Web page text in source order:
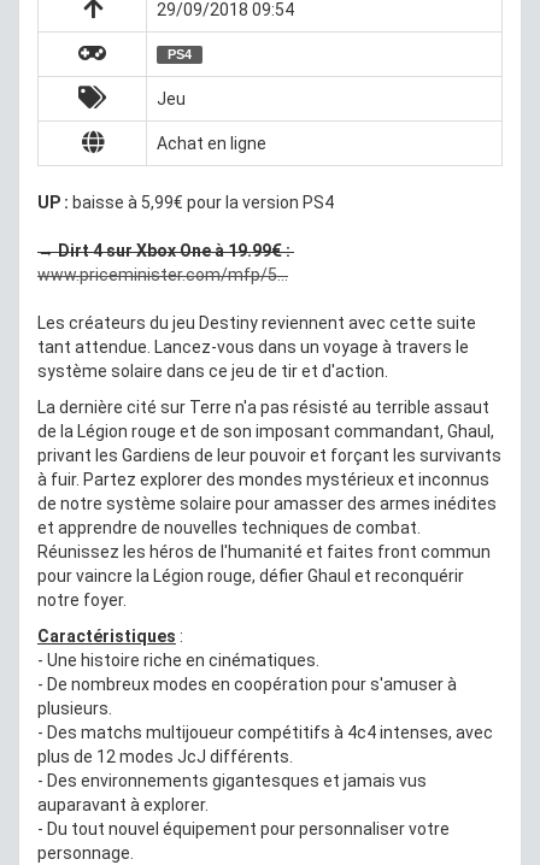
29/09/2018 09:54
PS4
Jeu
Achat en ligne
UP : baisse à 5,99€ pour la version PS4
→Dirt 4 sur Xbox One à 19.99€ :
www.priceminister.com/mfp/5...
Les créateurs du jeu Destiny reviennent avec cette suite
tant attendue. Lancez-vous dans un voyage à travers le
système solaire dans ce jeu de tir et d'action.
La dernière cité sur Terre n'a pas résisté au terrible assaut
de la Légion rouge et de son imposant commandant, Ghaul,
privant les Gardiens de leur pouvoir et forçant les survivants
à fuir. Partez explorer des mondes mystérieux et inconnus
de notre système solaire pour amasser des armes inédites
et apprendre de nouvelles techniques de combat.
Réunissez les héros de l'humanité et faites front commun
pour vaincre la Légion rouge, défier Ghaul et reconquérir
notre foyer.
Caractéristiques :
- Une histoire riche en cinématiques.
- De nombreux modes en coopération pour s'amuser à
plusieurs.
- Des matchs multijoueur compétitifs à 4c4 intenses, avec
plus de 12 modes JcJ différents.
- Des environnements gigantesques et jamais vus
auparavant à explorer.
- Du tout nouvel équipement pour personnaliser votre
personnage.